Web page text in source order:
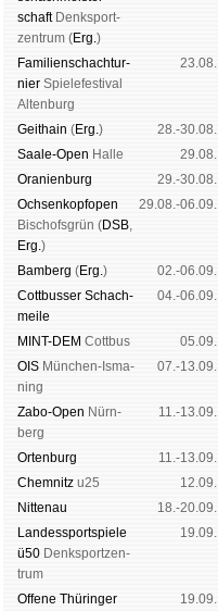
schaftDenk­sport­
zen­trum (Erg.)
Familien­schach­tur­
nier Spiele­fes­ti­val
Al­ten­burg
23.08.
Geit­hain (Erg.)
28.-30.08.
Saale-Open Halle
29.08.
Oranien­burg
29.-30.08.
Och­sen­kopf­open
Bischofs­grün (DSB,
Erg.)
29.08.-06.09.
Bam­berg (Erg.)
02.-06.09.
Cott­busser Schach­
meile
04.-06.09.
MINT-DEM Cott­bus
05.09.
OIS Mün­chen-Is­ma­
ning
07.-13.09.
Zabo-Open Nürn­
berg
11.-13.09.
Orten­burg
11.-13.09.
Chem­nitz u25
12.09.
Nitte­nau
18.-20.09.
Landes­sport­spiele
ü50 Denk­sport­zen­
trum
19.09.
Offene Thü­rin­ger
19.09.